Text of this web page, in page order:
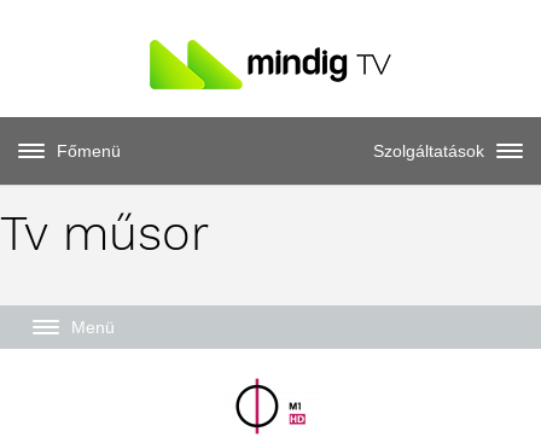
Főmenü Szolgáltatások
Tv műsor
Menü